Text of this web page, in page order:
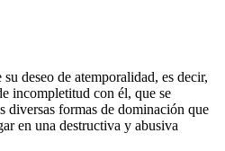
deseo de atemporalidad, es decir,
incompletitud con él, que se
diversas formas de dominación que
en una destructiva y abusiva